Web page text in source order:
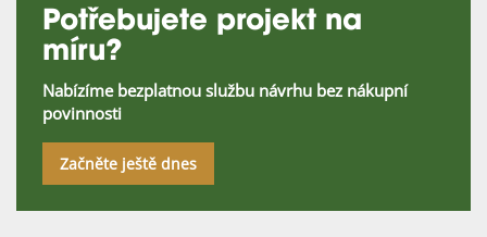
Potřebujete projekt na
míru?
Nabízíme bezplatnou službu návrhu bez nákupní
povinnosti
Začněte ještě dnes